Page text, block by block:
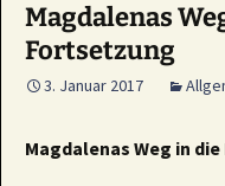
Magdalenas
Fortsetzung
3. Januar 2017
Magdalenas Weg in